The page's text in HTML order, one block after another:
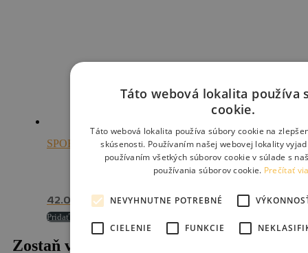
SPORT ARSENAL 313 batoh na spacak nepremokavy
42.00
Pridať do košíka
Zostaň v spojení
Táto webová lokalita používa
cookie.
Táto webová lokalita používa súbory cookie na
skúsenosti. Používaním našej webovej lokality
používaním všetkých súborov cookie v súlade s
používania súborov cookie. Prečítať
NEVYHNUTNE POTREBNÉ
CIELENIE FUNKCIE